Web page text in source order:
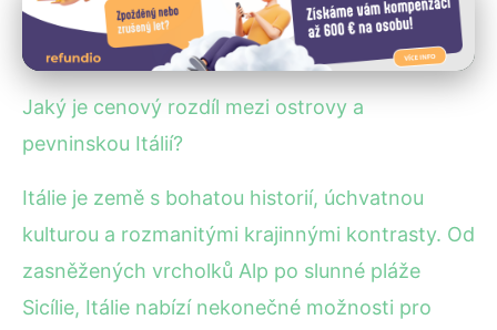
Cenové Rozdíly: Italské
Ostrovy vs. Pevnina – Co Vás
Vyjde Víc?
Jaký je cenový rozdíl mezi ostrovy a
pevninskou Itálií?
Itálie je země s bohatou historií, úchvatnou
kulturou a rozmanitými krajinnými kontrasty. Od
zasněžených vrcholků Alp po slunné pláže
Sicílie, Itálie nabízí nekonečné možnosti pro